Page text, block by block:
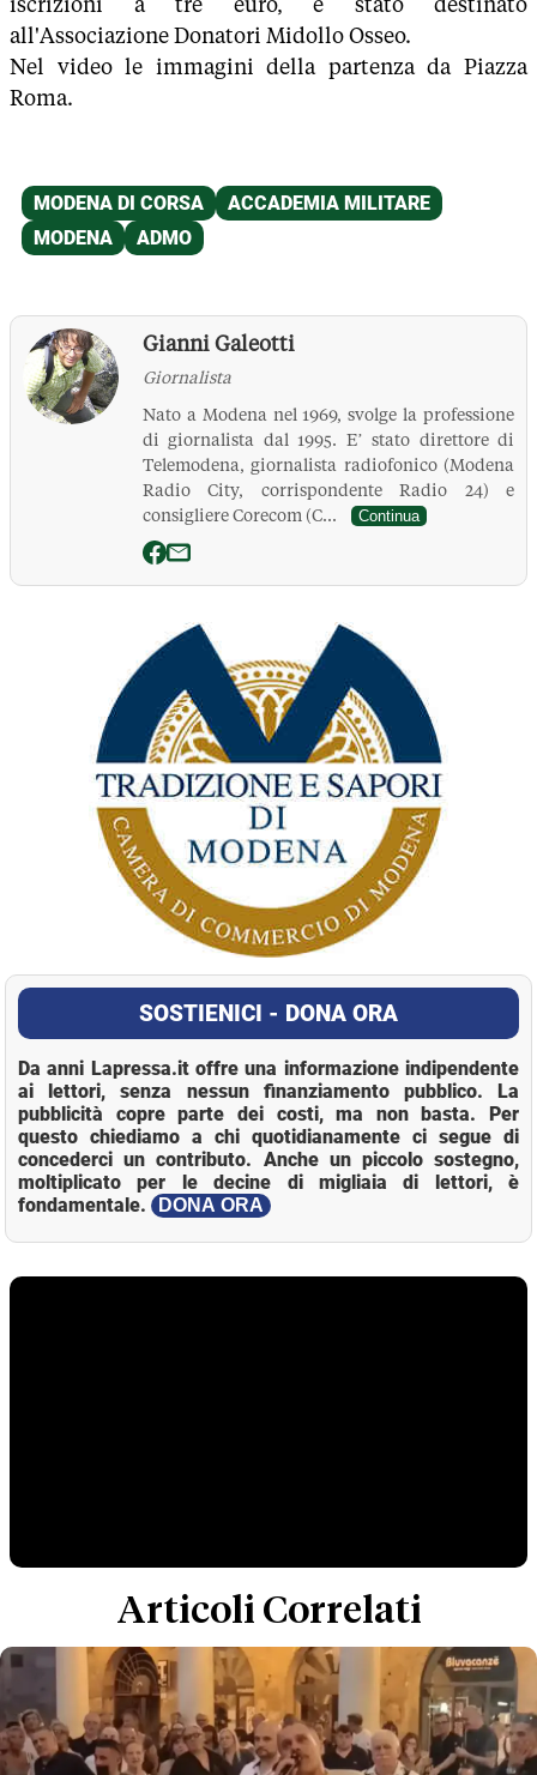
all'Associazione Donatori Midollo Osseo.
Nel video le immagini della partenza da Piazza
Roma.
Gianni Galeotti
Giornalista
Nato a Modena nel 1969, svolge la professione
di giornalista dal 1995. E’ stato direttore di
Telemodena, giornalista radiofonico (Modena
Radio City, corrispondente Radio 24) e
consigliere Corecom (C...
Continua
SOSTIENICI - DONA ORA
Da anni Lapressa.it offre una informazione indipendente
ai lettori, senza nessun finanziamento pubblico. La
pubblicità copre parte dei costi, ma non basta. Per
questo chiediamo a chi quotidianamente ci segue di
concederci un contributo. Anche un piccolo sostegno,
moltiplicato per le decine di migliaia di lettori, è
fondamentale.
DONA ORA
Articoli Correlati